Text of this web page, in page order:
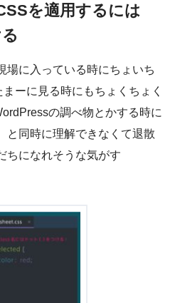
を適用するには
場に入っている時にちょいち
ーに見る時にもちょくちょく
の調べ物とかする時に
と同時に理解できなくて退散
ちになれそうな気がす